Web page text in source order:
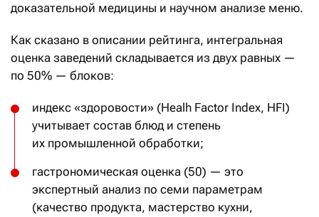
доказательной медицины и научном анализе меню.
Как сказано в описании рейтинга, интегральная
оценка заведений складывается из двух равных —
по 50% — блоков:
индекс «здоровости» (Healh Factor Index, HFI)
учитывает состав блюд и степень
их промышленной обработки;
гастрономическая оценка (50) — это
экспертный анализ по семи параметрам
(качество продукта, мастерство кухни,